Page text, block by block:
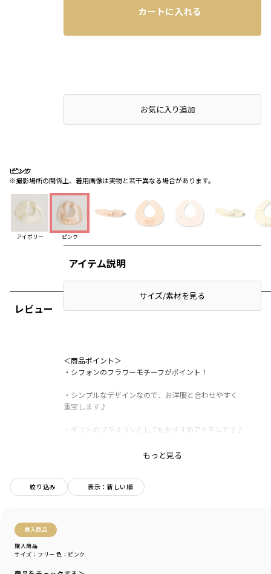
ピンク
※撮影場所の関係上、着用画像は実物と若干異なる場合があります。
ピンク
ピンク
アイボリー ピンク
レビュー
絞り込み 表示：新しい順
購入商品
購入商品
サイズ：フリー 色：ピンク
カートに入れる
店頭在庫を確認するお気に入り追加
アイテム説明
サイズ/素材を見る
＜商品ポイント＞
・シフォンのフラワーモチーフがポイント！
・シンプルなデザインなので、お洋服と合わせやすく
重宝します♪
・ギフトのプラスワンとしてもおすすめアイテムです♪
branshes
カテゴリ
／ベビーウェア
カラー
／ピンク
もっと見る